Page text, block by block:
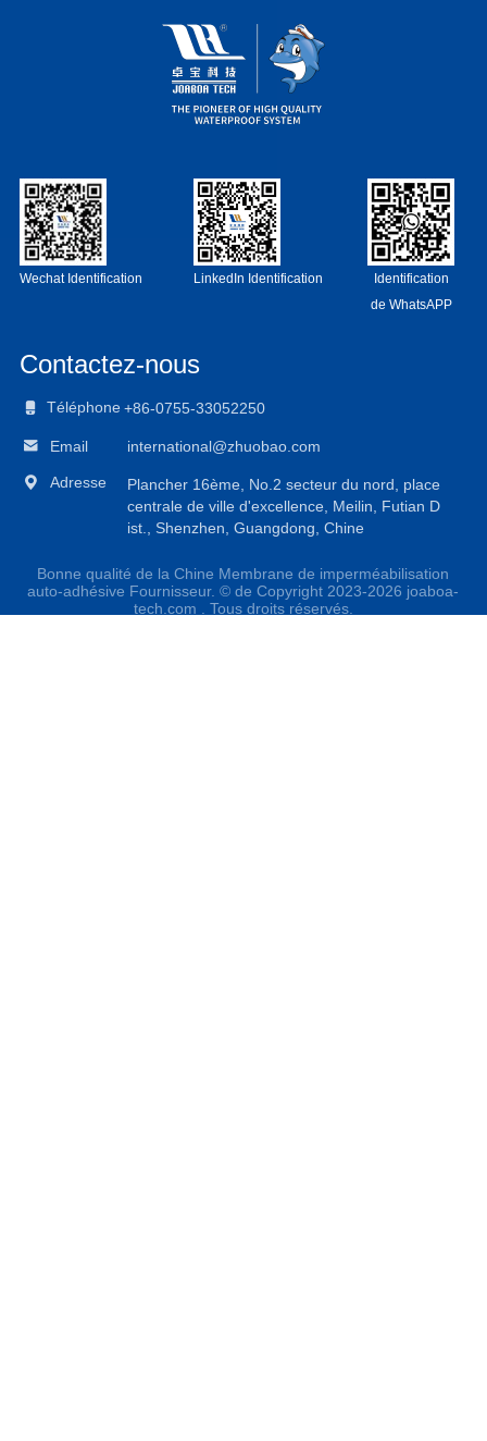
Wechat Identification LinkedIn Identification
Identification
de WhatsAPP
Contactez-nous
 Téléphone+86-0755-33052250
 Email international@zhuobao.com
 Adresse
Plancher 16ème, No.2 secteur du nord, place
centrale de ville d'excellence, Meilin, Futian D
ist., Shenzhen, Guangdong, Chine
Bonne qualité de la Chine Membrane de imperméabilisation
auto-adhésive Fournisseur. © de Copyright 2023-2026 joaboa-
tech.com . Tous droits réservés.